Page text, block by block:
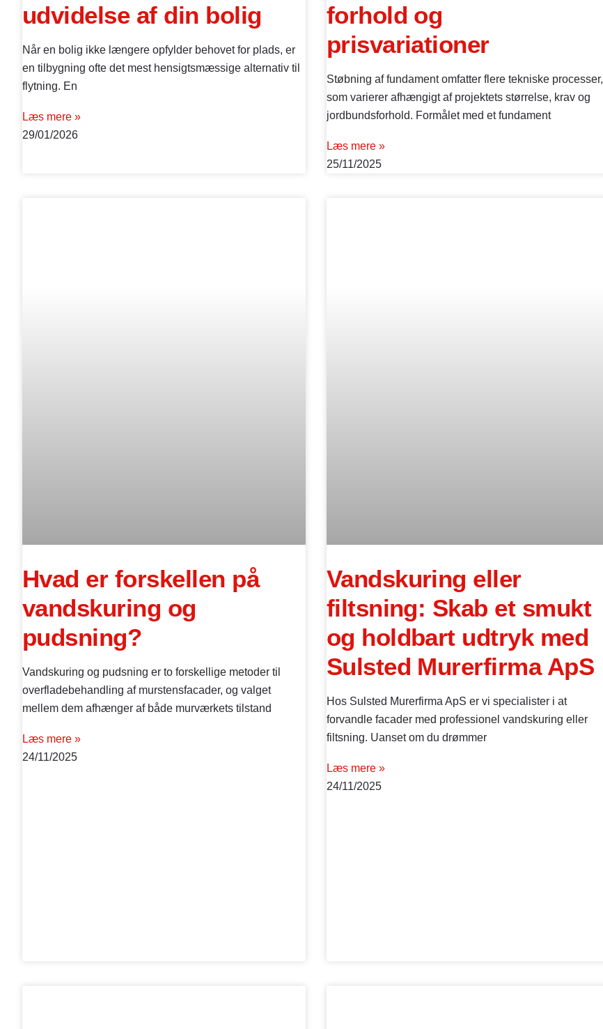
udvidelse af din bolig
Når en bolig ikke længere opfylder behovet for plads, er
en tilbygning ofte det mest hensigtsmæssige alternativ til
flytning. En
Læs mere »
29/01/2026
forhold og
prisvariationer
Støbning af fundament omfatter flere tekniske processer,
som varierer afhængigt af projektets størrelse, krav og
jordbundsforhold. Formålet med et fundament
Læs mere »
25/11/2025
Hvad er forskellen på
vandskuring og
pudsning?
Vandskuring og pudsning er to forskellige metoder til
overfladebehandling af murstensfacader, og valget
mellem dem afhænger af både murværkets tilstand
Læs mere »
24/11/2025
Vandskuring eller
filtsning: Skab et smukt
og holdbart udtryk med
Sulsted Murerfirma ApS
Hos Sulsted Murerfirma ApS er vi specialister i at
forvandle facader med professionel vandskuring eller
filtsning. Uanset om du drømmer
Læs mere »
24/11/2025